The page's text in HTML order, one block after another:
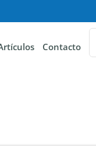
Contacto